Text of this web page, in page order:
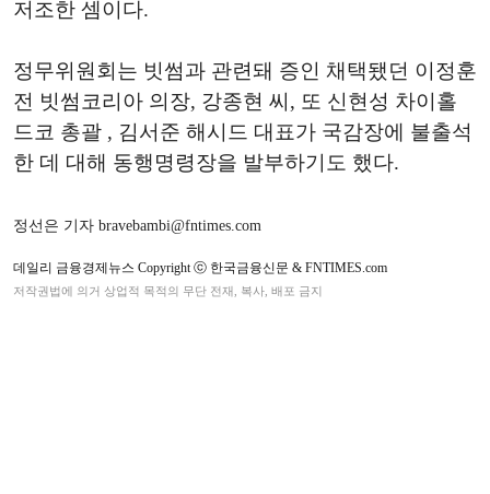
저조한 셈이다.
정무위원회는 빗썸과 관련돼 증인 채택됐던 이정훈
전 빗썸코리아 의장, 강종현 씨, 또 신현성 차이홀
드코 총괄 , 김서준 해시드 대표가 국감장에 불출석
한 데 대해 동행명령장을 발부하기도 했다.
정선은 기자 bravebambi@fntimes.com
데일리 금융경제뉴스 Copyright ⓒ 한국금융신문 & FNTIMES.com
저작권법에 의거 상업적 목적의 무단 전재, 복사, 배포 금지